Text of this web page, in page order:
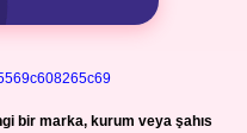
bir marka, kurum veya şahıs